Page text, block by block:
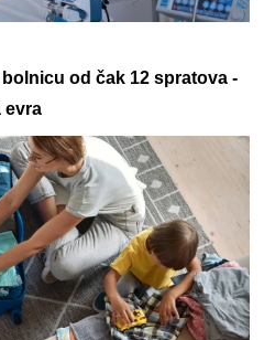
od čak 12 spratova -
evra